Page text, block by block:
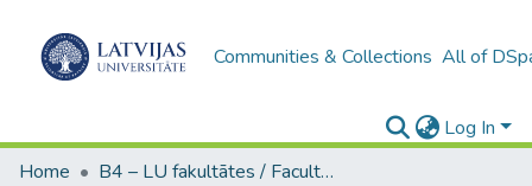
Communities & Collections All of
Log In
Home
B4 – LU fakultātes / Faculties of the UL